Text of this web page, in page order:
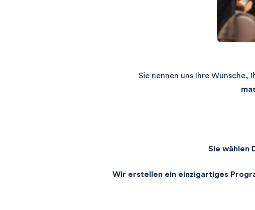
Sie nennen uns Ihre
Sie wählen
Wir erstellen ein einzigartiges